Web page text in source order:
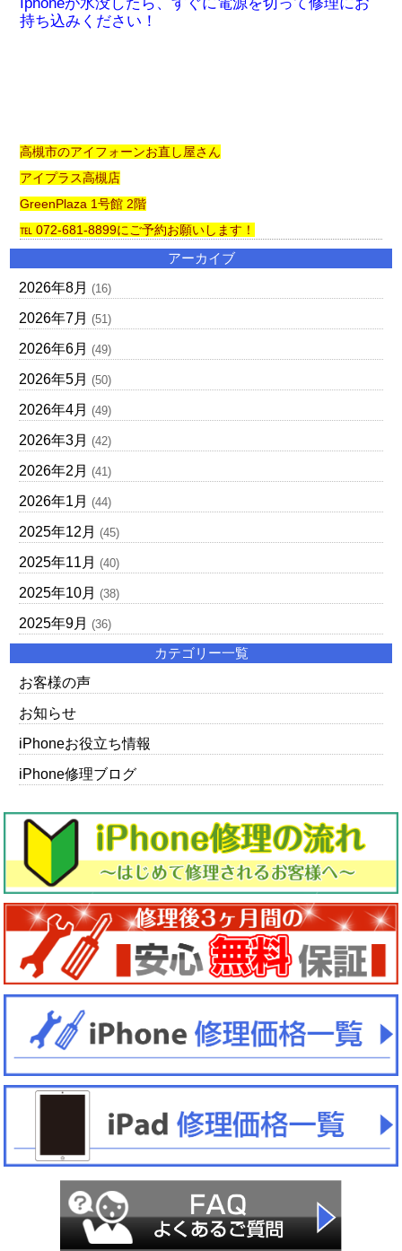
持ち込みください！
高槻市のアイフォーンお直し屋さん
アイプラス高槻店
GreenPlaza 1号館 2階
℡ 072-681-8899にご予約お願いします！
アーカイブ
2026年8月 (16)
2026年7月 (51)
2026年6月 (49)
2026年5月 (50)
2026年4月 (49)
2026年3月 (42)
2026年2月 (41)
2026年1月 (44)
2025年12月 (45)
2025年11月 (40)
2025年10月 (38)
2025年9月 (36)
カテゴリー一覧
お客様の声
お知らせ
iPhoneお役立ち情報
iPhone修理ブログ